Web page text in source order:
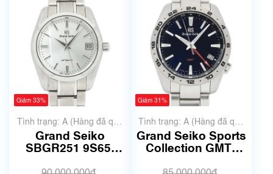
Giảm 33%
Tình trạng: A (Hàng đã qua
sử dụng nhưng rất đẹp,
không có xước)
Grand Seiko
SBGR251 9S65-
Giảm 31%
Tình trạng: A (Hàng đã qua
sử dụng nhưng rất đẹp,
không có xước)
Grand Seiko Sports
Collection GMT"